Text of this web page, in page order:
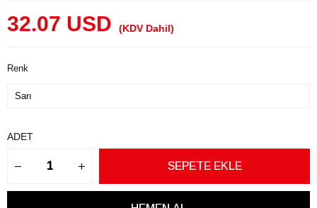
32.07 USD (KDV Dahil)
Renk
ADET